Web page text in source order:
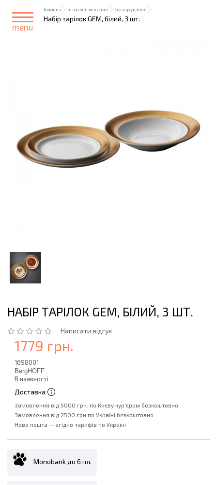
menu
Головна Інтернет-магазин Сервірування
Набір тарілок GEM, білий, 3 шт.
НАБІР ТАРІЛОК GEM, БІЛИЙ, 3 ШТ.
Написати відгук
1779 грн.
1698001
BergHOFF
В наявності
Доставка
Замовлення від 5000 грн. по Києву кур'єром безкоштовно
Замовлення від 2500 грн.по Україні безкоштовно
Нова пошта — згідно тарифів по Україні
Monobank до 6 пл.